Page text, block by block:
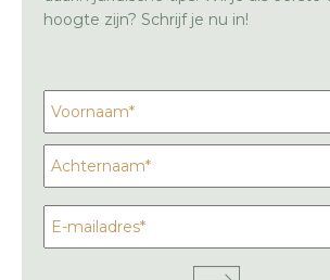
hoogte zijn? Schrijf je nu in!